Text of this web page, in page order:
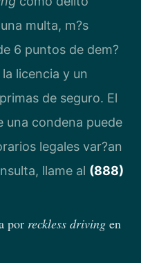
multa, m?s
6 puntos de dem?
licencia y un
de seguro. El
condena puede
legales var?an
llame al (888)
por reckless driving en